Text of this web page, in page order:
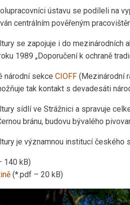
ústavu se podíleli na
centrálním pověřeným
se zapojuje i do
1989 „Doporučení k ochraně
národní sekce CIOFF (Mezinárodní
tak kontakt s devadesáti
sídlí ve Strážnici a spravuje
bránu, budovu bývalého
je významnou institucí českého
140 kB)
(*.pdf – 20 kB)